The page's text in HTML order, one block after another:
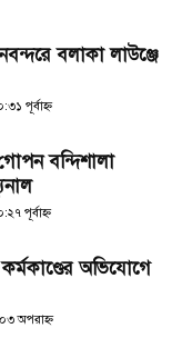
বলাকা লাউঞ্জে
পূর্বাহ্ণ
বন্দিশালা
পূর্বাহ্ণ
অভিযোগে
অপরাহ্ণ